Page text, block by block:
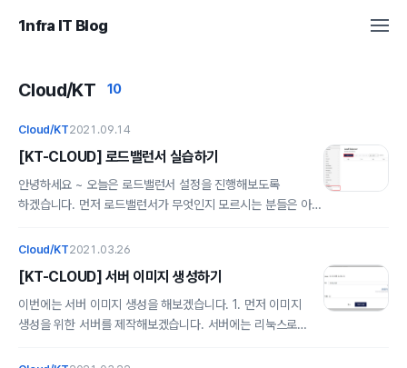
1nfra IT Blog
Cloud/KT 10
[KT-CLOUD] 로드밸런서 실습하기
안녕하세요 ~ 오늘은 로드밸런서 설정을 진행해보도록
하겠습니다. 먼저 로드밸런서가 무엇인지 모르시는 분들은 아래
찾아보시는 것도 좋을 것 같습니다.
(Load Balancer) 로드밸런서는 서버의 부하(로드)를 분산
(밸런싱)해주는 기술을 말한다. 클라이언트와 서버 사이에
위치하며, 한 대의 서버로 부하가 집중되지 않도록
alsrbdmsco0409.tistory.com 실습에 앞서서 먼저 웹서버
Cloud/KT2021.09.14
[KT-CLOUD] 서버 이미지 생성하기
이번에는 서버 이미지 생성을 해보겠습니다. 1. 먼저 이미지
생성을 위한 서버를 제작해보겠습니다. 서버에는 리눅스로
[root@studylinux ~]# yum install -y httpd 2. 패키지가
Cloud/KT2021.03.26